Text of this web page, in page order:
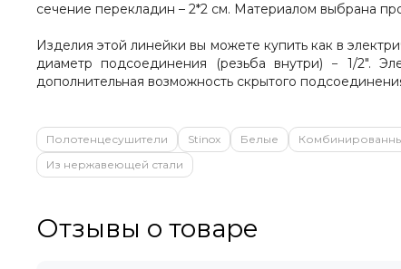
сечение перекладин – 2*2 см. Материалом выбрана
Изделия этой линейки вы можете купить как в
диаметр подсоединения (резьба внутри) − 1/2".
дополнительная возможность скрытого
Полотенцесушители Stinox Белые
Из нержавеющей стали
Отзывы о товаре